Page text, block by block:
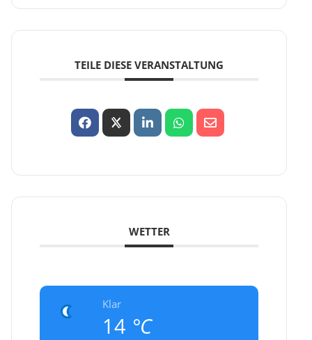
TEILE DIESE VERANSTALTUNG
WETTER
Klar
14 °C